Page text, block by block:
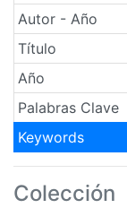
Autor - Año
Título
Año
Palabras Clave
Keywords
Colección